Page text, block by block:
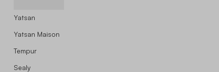
Yatsan
Yatsan Maison
Tempur
Sealy